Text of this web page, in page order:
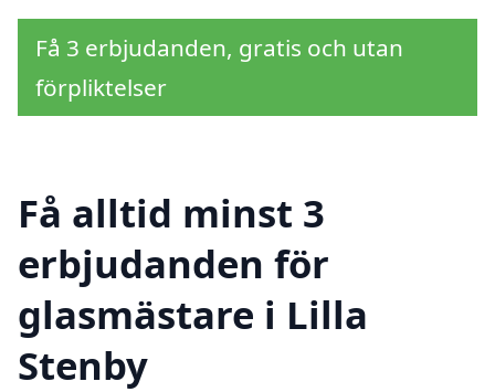
Få 3 erbjudanden, gratis och utan
förpliktelser
Få alltid minst 3
erbjudanden för
glasmästare i Lilla
Stenby